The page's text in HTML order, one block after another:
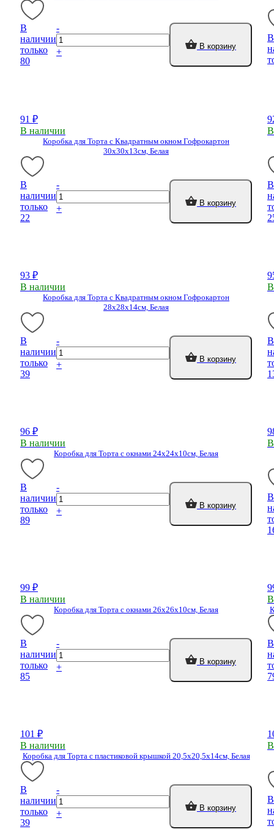
В
наличии
только
80
-
+
В корзину
В
91 ₽
В наличии
Коробка для Торта с Квадратным окном Гофрокартон
30х30х13см, Белая
В
наличии
только
22
-
+
В корзину
В
93 ₽
В наличии
Коробка для Торта с Квадратным окном Гофрокартон
28х28х14см, Белая
В
наличии
только
39
-
+
В корзину
В
96 ₽
В наличии
Коробка для Торта с окнами 24х24х10см, Белая
В
наличии
только
89
-
+
В корзину
В
99 ₽
В наличии
Коробка для Торта с окнами 26х26х10см, Белая
В
наличии
только
85
-
+
В корзину
В
101 ₽
В наличии
Коробка для Торта с пластиковой крышкой 20,5х20,5х14см, Белая
В
наличии
только
39
-
+
В корзину
В